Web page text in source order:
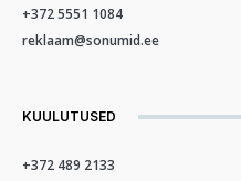
+372 5551 1084
reklaam@sonumid.ee
KUULUTUSED
+372 489 2133